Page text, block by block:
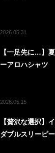
2026.05.31
【一足先に…】
ーアロハシャツ
2026.05.15
【贅沢な選択】
ダブルスリーピー